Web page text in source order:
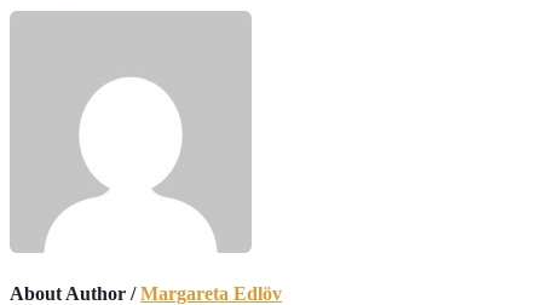
About Author /Margareta Edlöv